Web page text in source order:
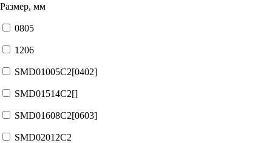
Размер, мм
0805
1206
SMD01005C2[0402]
SMD01514C2[]
SMD01608C2[0603]
SMD02012C2